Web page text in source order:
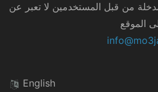
من قبل المستخدمين لا تعبر عن
الموقع
English